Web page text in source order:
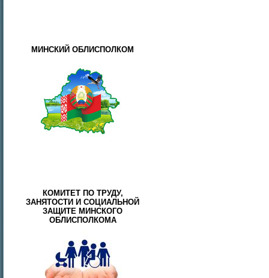
МИНСКИЙ ОБЛИСПОЛКОМ
КОМИТЕТ ПО ТРУДУ,
ЗАНЯТОСТИ И СОЦИАЛЬНОЙ
ЗАЩИТЕ МИНСКОГО
ОБЛИСПОЛКОМА